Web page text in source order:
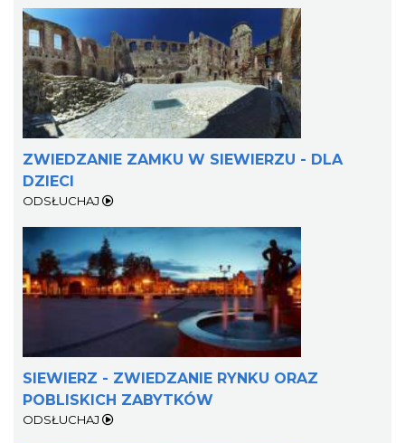
ZWIEDZANIE ZAMKU W SIEWIERZU - DLA
DZIECI
ODSŁUCHAJ
SIEWIERZ - ZWIEDZANIE RYNKU ORAZ
POBLISKICH ZABYTKÓW
ODSŁUCHAJ